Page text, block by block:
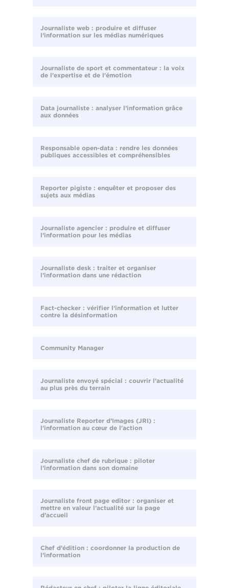
Journaliste web : produire et diffuser
l’information sur les médias numériques
Journaliste de sport et commentateur : la voix
de l'expertise et de l'émotion
Data journaliste : analyser l’information grâce
aux données
Responsable open-data : rendre les données
publiques accessibles et compréhensibles
Reporter pigiste : enquêter et proposer des
sujets aux médias
Journaliste agencier : produire et diffuser
l’information pour les médias
Journaliste desk : traiter et organiser
l’information dans une rédaction
Fact-checker : vérifier l’information et lutter
contre la désinformation
Community Manager
Journaliste envoyé spécial : couvrir l’actualité
au plus près du terrain
Journaliste Reporter d’Images (JRI) :
l'information au cœur de l'action
Journaliste chef de rubrique : piloter
l’information dans son domaine
Journaliste front page editor : organiser et
mettre en valeur l’actualité sur la page
d’accueil
Chef d’édition : coordonner la production de
l’information